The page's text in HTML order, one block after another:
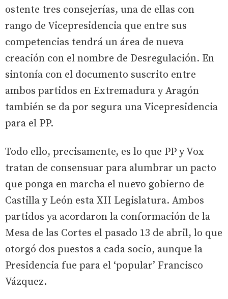
ostente tres consejerías, una de ellas con
rango de Vicepresidencia que entre sus
competencias tendrá un área de nueva
creación con el nombre de Desregulación. En
sintonía con el documento suscrito entre
ambos partidos en Extremadura y Aragón
también se da por segura una Vicepresidencia
para el PP.
Todo ello, precisamente, es lo que PP y Vox
tratan de consensuar para alumbrar un pacto
que ponga en marcha el nuevo gobierno de
Castilla y León esta XII Legislatura. Ambos
partidos ya acordaron la conformación de la
Mesa de las Cortes el pasado 13 de abril, lo que
otorgó dos puestos a cada socio, aunque la
Presidencia fue para el ‘popular’ Francisco
Vázquez.